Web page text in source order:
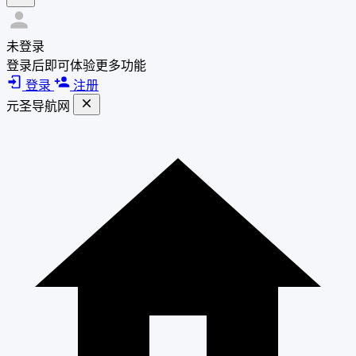
未登录
登录后即可体验更多功能
登录
注册
元圣导航网